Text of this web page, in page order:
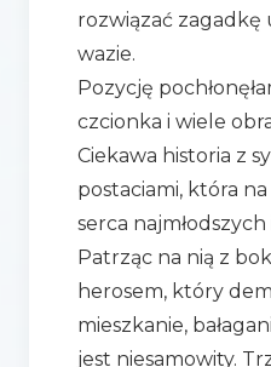
rozwiązać zagadkę
wazie.
Pozycję
czcionka i wiele
Ciekawa historia z
postaciami, która
serca
Patrząc na nią z
herosem, który
mieszkanie,
jest niesamowity.